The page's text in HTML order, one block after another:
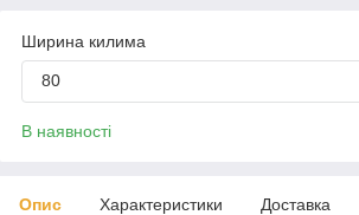
Ширина килима
80
В наявності
Опис Характеристики Доставка